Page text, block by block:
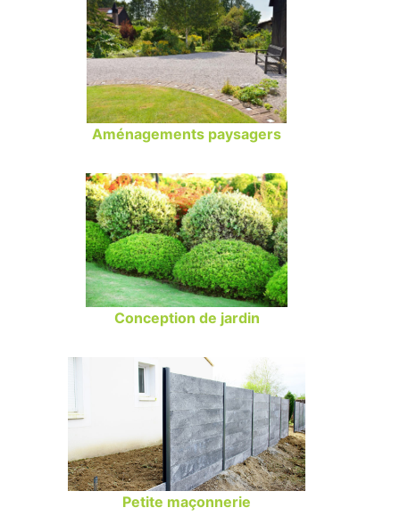
Aménagements paysagers
Conception de jardin
Petite maçonnerie